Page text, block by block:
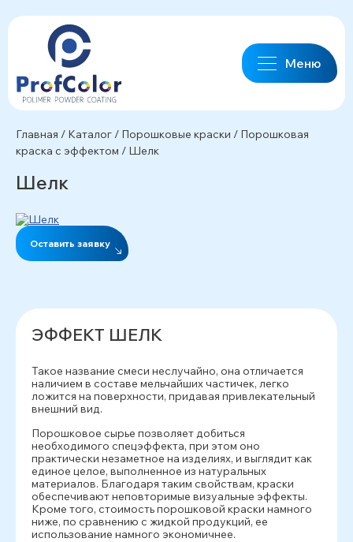
Меню
Главная / Каталог / Порошковые краски / Порошковая
краска с эффектом / Шелк
Шелк
Оставить заявку
ЭФФЕКТ ШЕЛК
Такое название смеси неслучайно, она отличается
наличием в составе мельчайших частичек, легко
ложится на поверхности, придавая привлекательный
внешний вид.
Порошковое сырье позволяет добиться
необходимого спецэффекта, при этом оно
практически незаметное на изделиях, и выглядит как
единое целое, выполненное из натуральных
материалов. Благодаря таким свойствам, краски
обеспечивают неповторимые визуальные эффекты.
Кроме того, стоимость порошковой краски намного
ниже, по сравнению с жидкой продукций, ее
использование намного экономичнее.